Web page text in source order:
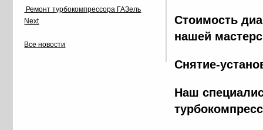
Стоимость
нашей
Снятие-
Наш
Ремонт турбокомпрессора ГАЗель
Next
Все новости